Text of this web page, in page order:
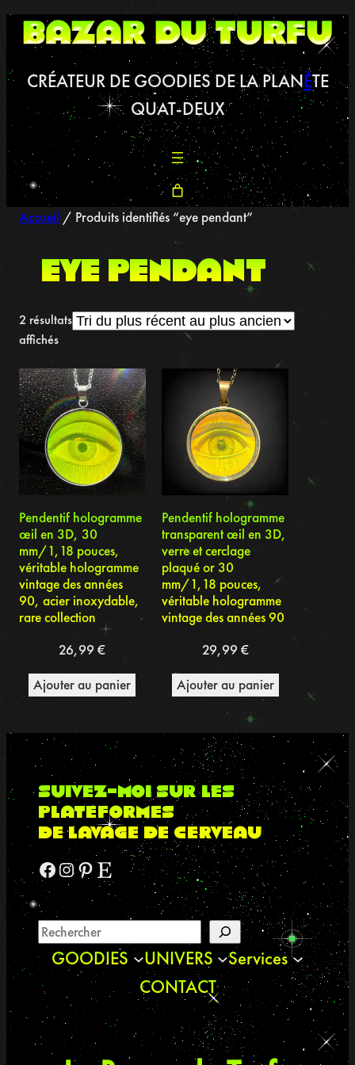
Aller
au
CRÉATEUR DE GOODIES DE LA PLANÈTE
QUAT-DEUX
Accueil / Produits identifiés “eye pendant”
eye pendant
2 résultats
affichésTrié
plus
récent
au
plus
ancien
Pendentif hologramme
œil en 3D, 30
mm/1,18 pouces,
véritable hologramme
vintage des années
90, acier inoxydable,
rare collection
26,99€
Ajouter au panier
Pendentif hologramme
transparent œil en 3D,
verre et cerclage
plaqué or 30
mm/1,18 pouces,
véritable hologramme
vintage des années 90
29,99 €
Ajouter au panier
suivez-moi sur les
plateformes
de lavage de cerveau
Facebook Instagram Pinterest Etsy
GOODIES UNIVERS
Services
CONTACT